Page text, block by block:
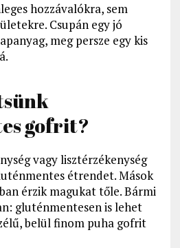
hozzávalókra, sem
Csupán egy jó
meg persze egy kis
gofrit?
vagy lisztérzékenység
étrendet. Mások
érzik magukat tőle. Bármi
gluténmentesen is lehet
belül finom puha gofrit